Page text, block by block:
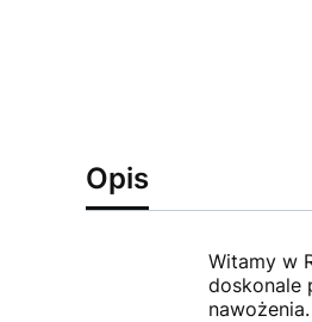
Opis
Witamy w
doskonale
nawożenia.